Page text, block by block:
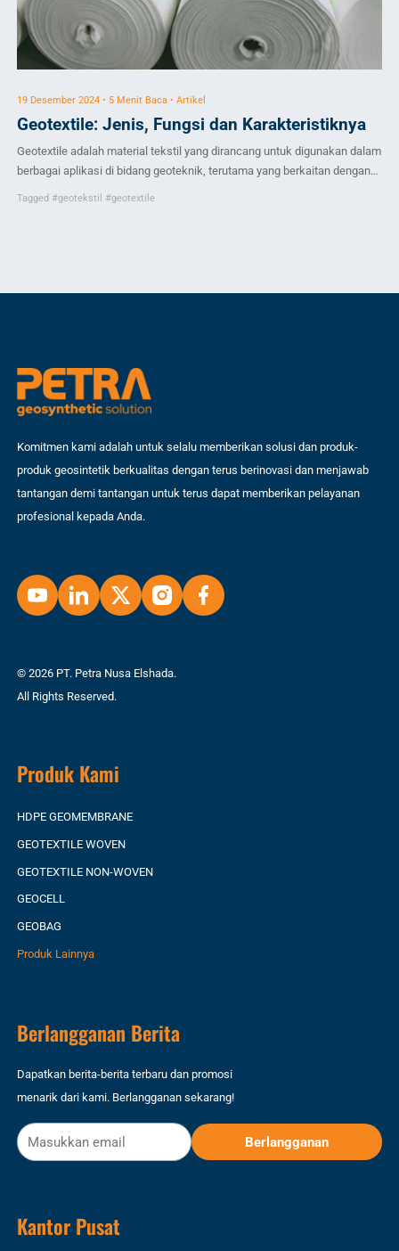
19 Desember 2024 • 5 Menit Baca • Artikel
Geotextile: Jenis, Fungsi dan Karakteristiknya
Geotextile adalah material tekstil yang dirancang untuk digunakan dalam
berbagai aplikasi di bidang geoteknik, terutama yang berkaitan dengan
Tagged #geotekstil #geotextile
Komitmen kami adalah untuk selalu memberikan solusi dan produk-
produk geosintetik berkualitas dengan terus berinovasi dan menjawab
tantangan demi tantangan untuk terus dapat memberikan pelayanan
profesional kepada Anda.
© 2026 PT. Petra Nusa Elshada.
All Rights Reserved.
Produk Kami
HDPE GEOMEMBRANE
GEOTEXTILE WOVEN
GEOTEXTILE NON-WOVEN
GEOCELL
GEOBAG
Produk Lainnya
Berlangganan Berita
Dapatkan berita-berita terbaru dan promosi
menarik dari kami. Berlangganan sekarang!
Kantor Pusat